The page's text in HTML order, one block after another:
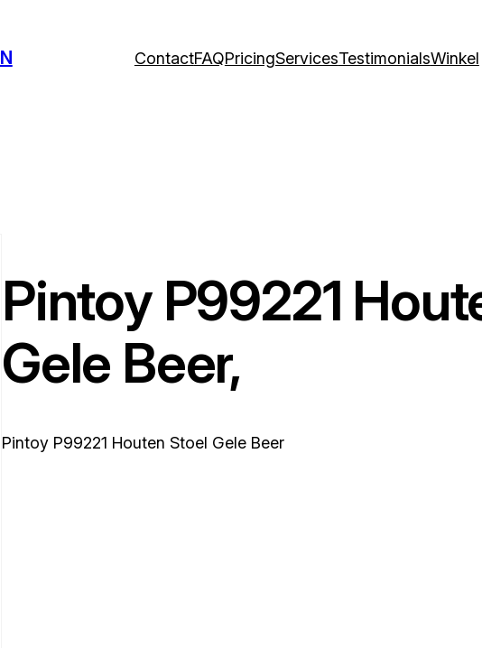
ContactFAQPricingServicesTestimonialsWinkel
Pintoy P99221
Gele Beer,
Pintoy P99221 Houten Stoel Gele Beer